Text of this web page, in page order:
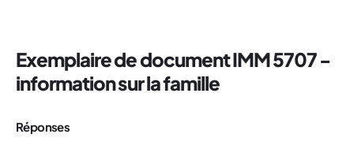
Exemplaire de document IMM 5707 -
information sur la famille
Réponses